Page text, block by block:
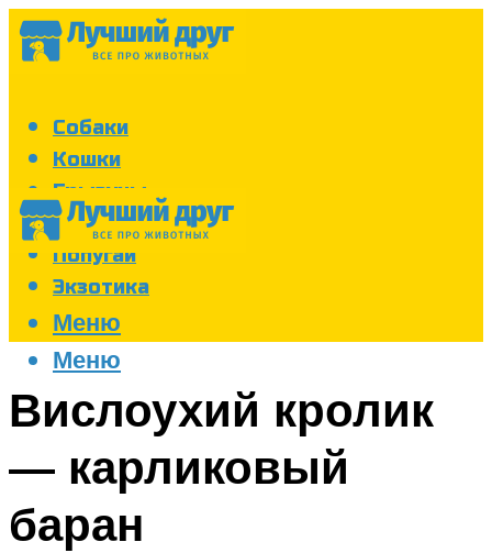
Собаки
Кошки
Грызуны
Аквариум
Попугаи
Экзотика
Меню
Меню
Вислоухий кролик
— карликовый
баран